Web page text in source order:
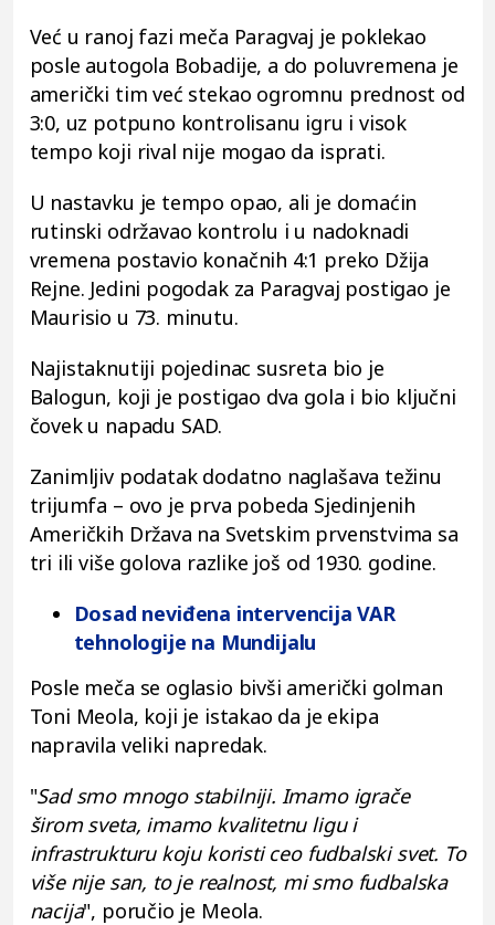
Već u ranoj fazi meča Paragvaj je poklekao
posle autogola Bobadije, a do poluvremena je
američki tim već stekao ogromnu prednost od
3:0, uz potpuno kontrolisanu igru i visok
tempo koji rival nije mogao da isprati.
U nastavku je tempo opao, ali je domaćin
rutinski održavao kontrolu i u nadoknadi
vremena postavio konačnih 4:1 preko Džija
Rejne. Jedini pogodak za Paragvaj postigao je
Maurisio u 73. minutu.
Najistaknutiji pojedinac susreta bio je
Balogun, koji je postigao dva gola i bio ključni
čovek u napadu SAD.
Zanimljiv podatak dodatno naglašava težinu
trijumfa – ovo je prva pobeda Sjedinjenih
Američkih Država na Svetskim prvenstvima sa
tri ili više golova razlike još od 1930. godine.
Dosad neviđena intervencija VAR
tehnologije na Mundijalu
Posle meča se oglasio bivši američki golman
Toni Meola, koji je istakao da je ekipa
napravila veliki napredak.
"Sad smo mnogo stabilniji. Imamo igrače
širom sveta, imamo kvalitetnu ligu i
infrastrukturu koju koristi ceo fudbalski svet. To
više nije san, to je realnost, mi smo fudbalska
nacija", poručio je Meola.